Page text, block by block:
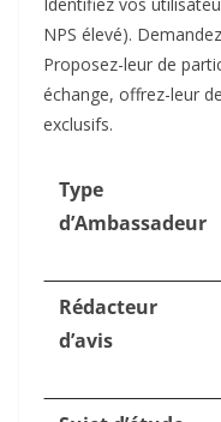
NPS élevé).
Proposez-leur de
échange, offrez-leur
exclusifs.
Type
d’Ambassadeur
Rédacteur
d’avis